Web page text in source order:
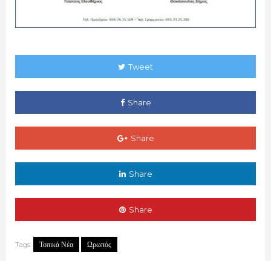
Tweet
Share
Share
Share
Share
Tags: Τοπικά Νέα Ωρωπός